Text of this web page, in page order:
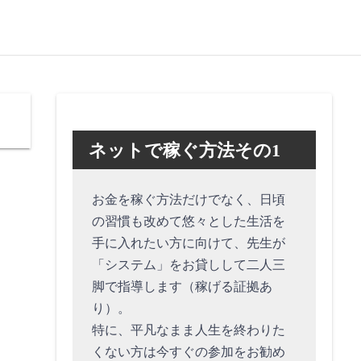
ネットで稼ぐ方法その1
お金を稼ぐ方法だけでなく、日頃
の習慣も改めて悠々とした生活を
手に入れたい方に向けて、先生が
「システム」をお貸しして二人三
脚で指導します（稼げる証拠あ
り）。
特に、平凡なまま人生を終わりた
くない方は今すぐの参加をお勧め